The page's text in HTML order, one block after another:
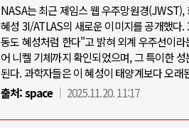
NASA는 최근 제임스 웹 우주망원경
혜성 3I/ATLAS의 새로운 이미지를 공개했다
동도 혜성처럼 한다"고 밝혀 외계 우주선이
어 니켈 기체까지 확인되었으며, 그 특이한
된다. 과학자들은 이 혜성이 태양계보다 오
출처:space 2025.11.20. 11:17